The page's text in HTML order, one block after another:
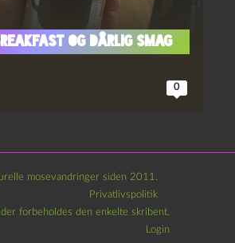
Breakfast og Dårlig Smag
0
mosevandringer siden 2011.
Privatlivspolitik
forbeholdes den enkelte skribent.
Login